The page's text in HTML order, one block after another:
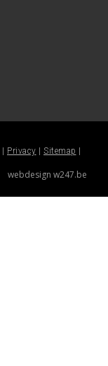
Privacy Sitemap
webdesign w247.be